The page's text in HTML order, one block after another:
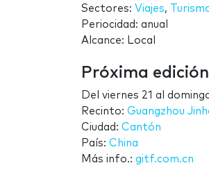
Sectores: Viajes,
Periocidad: anual
Alcance: Local
Próxima
Del viernes 21 al
Recinto: Guangzhou
Ciudad: Cantón
País: China
Más info.: gitf.com.cn